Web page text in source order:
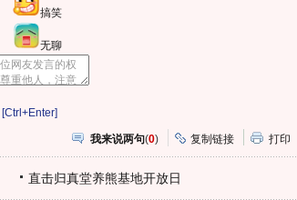
搞笑
无聊
[Ctrl+Enter]
我来说两句(0) 复制链接 打印
直击归真堂养熊基地开放日